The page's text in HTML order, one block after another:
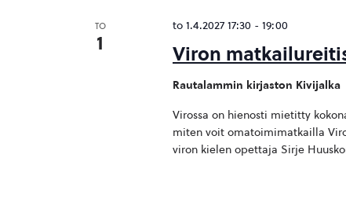
TO
1 Viron
to 1.4.2027 17:30- 19:00
Rautalammin kirjaston Kivijalka
Virossa on hienosti mietitty
miten voit omatoimimatkailla
viron kielen opettaja Sirje